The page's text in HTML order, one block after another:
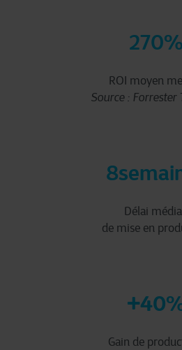
270%
ROI moyen
Source : Forrester
8
Délai
de mise en
+40
Gain de